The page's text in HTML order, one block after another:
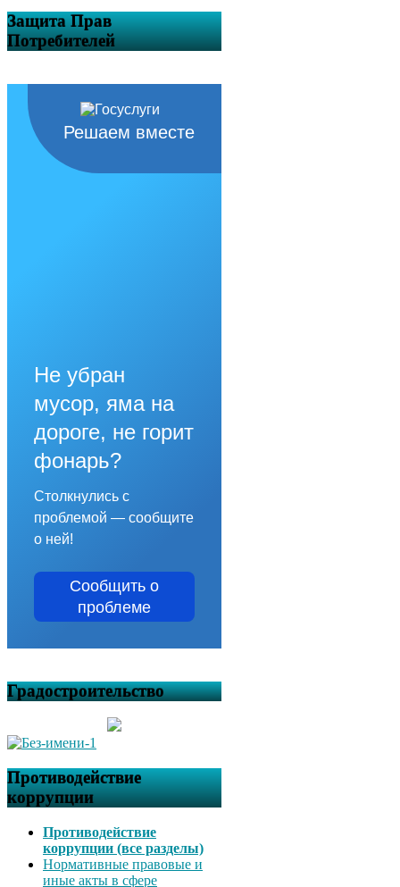
Защита Прав
Потребителей
Решаем вместе
Не убран
мусор, яма на
дороге, не горит
фонарь?
Столкнулись с
проблемой — сообщите
о ней!
Сообщить о
проблеме
Градостроительство
Противодействие
коррупции
Противодействие
коррупции (все разделы)
Нормативные правовые и
иные акты в сфере